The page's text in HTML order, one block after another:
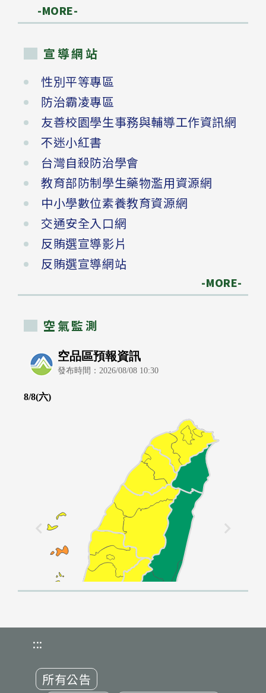
-MORE-
宣導網站
性別平等專區
防治霸凌專區
友善校園學生事務與輔導工作資訊網
不迷小紅書
台灣自殺防治學會
教育部防制學生藥物濫用資源網
中小學數位素養教育資源網
交通安全入口網
反賄選宣導影片
反賄選宣導網站
-MORE-
空氣監測
:::
所有公告